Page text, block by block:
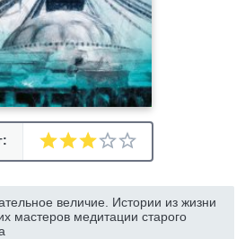
величие. Истории из жизни
мастеров медитации старого